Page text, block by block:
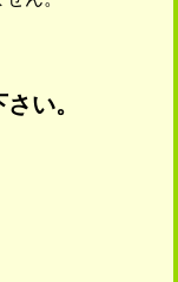
い。